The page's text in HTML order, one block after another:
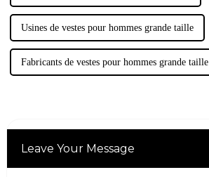
Usines de vestes pour hommes grande taille
Fabricants de vestes pour hommes grande taille
Leave Your Message